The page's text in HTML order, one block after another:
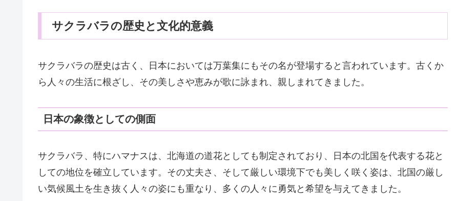
サクラバラの歴史と文化的意義
サクラバラの歴史は古く、日本においては万葉集にもその名が登場すると言われています。古くか
ら人々の生活に根ざし、その美しさや恵みが歌に詠まれ、親しまれてきました。
日本の象徴としての側面
サクラバラ、特にハマナスは、北海道の道花としても制定されており、日本の北国を代表する花と
しての地位を確立しています。その丈夫さ、そして厳しい環境下でも美しく咲く姿は、北国の厳し
い気候風土を生き抜く人々の姿にも重なり、多くの人々に勇気と希望を与えてきました。